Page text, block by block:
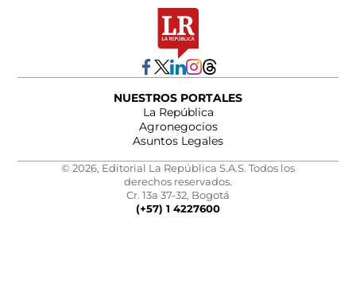
NUESTROS PORTALES
La República
Agronegocios
Asuntos Legales
© 2026, Editorial La República S.A.S. Todos los
derechos reservados.
Cr. 13a 37-32, Bogotá
(+57) 1 4227600